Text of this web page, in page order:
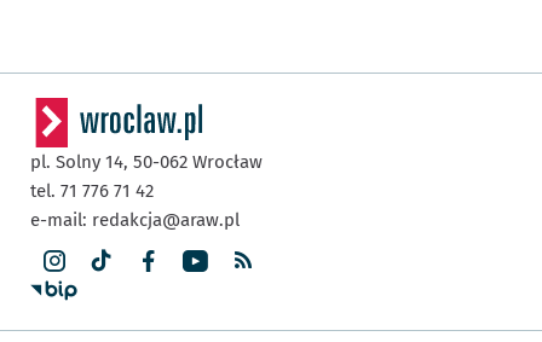
pl. Solny 14, 50-062 Wrocław
tel. 71 776 71 42
e-mail: redakcja@araw.pl